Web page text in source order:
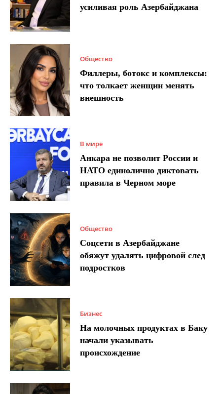
усиливая роль Азербайджана
Общество
Филлеры, ботокс и комплексы:
что толкает женщин менять
внешность
В мире
Анкара не позволит России и
НАТО единолично диктовать
правила в Черном море
Общество
Соцсети в Азербайджане
обяжут удалять цифровой след
подростков
Бизнес
На молочных продуктах в Баку
начали указывать
происхождение